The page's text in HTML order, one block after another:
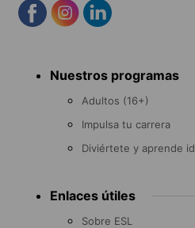
menu Nuestros programas
Adultos (16+)
Impulsa tu carrera
Diviértete y aprende
Enlaces útiles
Sobre ESL